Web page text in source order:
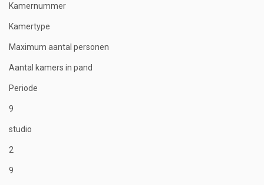
Kamernummer
Kamertype
Maximum aantal personen
Aantal kamers in pand
Periode
9
studio
2
9